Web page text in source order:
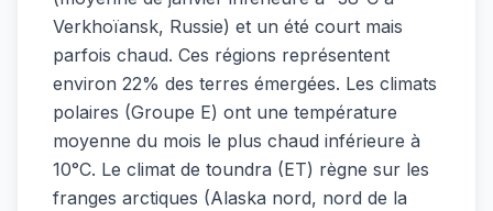
Verkhoïansk, Russie) et un été court mais
parfois chaud. Ces régions représentent
environ 22% des terres émergées. Les climats
polaires (Groupe E) ont une température
moyenne du mois le plus chaud inférieure à
10°C. Le climat de toundra (ET) règne sur les
franges arctiques (Alaska nord, nord de la